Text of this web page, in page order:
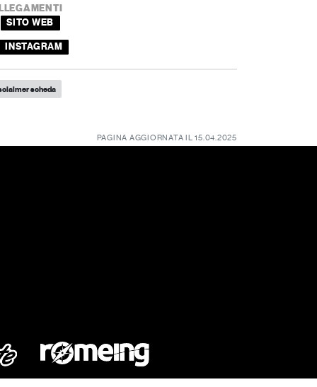
SITO WEB
INSTAGRAM
scheda
PAGINA AGGIORNATA IL 15.04.2025